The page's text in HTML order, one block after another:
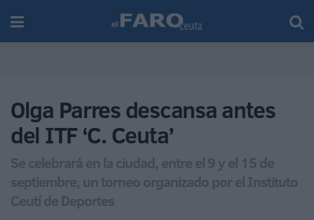
Olga Parres descansa antes
del ITF ‘C. Ceuta’
Se celebrará en la ciudad, entre el 9 y el 15 de
septiembre, un torneo organizado por el Instituto
Ceutí de Deportes